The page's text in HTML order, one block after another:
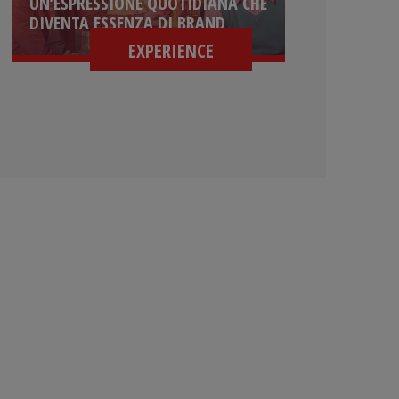
DIVENTA ESSENZA DI BRAND
EXPERIENCE